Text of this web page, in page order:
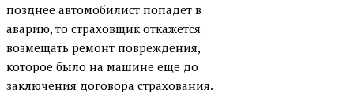
позднее автомобилист попадет в
аварию, то страховщик откажется
возмещать ремонт повреждения,
которое было на машине еще до
заключения договора страхования.